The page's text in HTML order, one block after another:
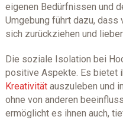
eigenen Bedürfnissen und
Umgebung führt dazu,
sich zurückziehen und
Die soziale Isolation bei
positive Aspekte. Es bietet
Kreativitätauszuleben und
ohne von anderen
ermöglicht es ihnen auch,